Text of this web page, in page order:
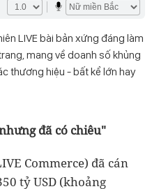
LIVE bài bản xứng đáng làm
mang về doanh số khủng
thương hiệu - bất kể lớn hay
đã có chiêu"
Commerce) đã cán
tỷ USD (khoảng